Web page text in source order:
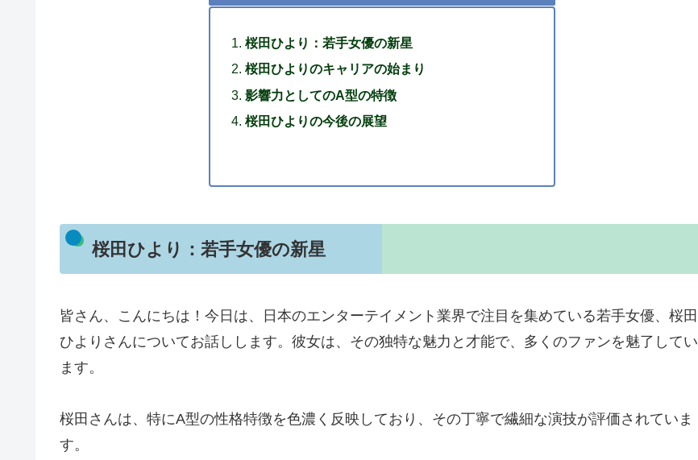
桜田ひより：若手女優の新星
桜田ひよりのキャリアの始まり
影響力としてのA型の特徴
桜田ひよりの今後の展望
桜田ひより：若手女優の新星
皆さん、こんにちは！今日は、日本のエンターテイメント業界で注目を集めている若手女優、桜田
ひよりさんについてお話しします。彼女は、その独特な魅力と才能で、多くのファンを魅了してい
ます。
桜田さんは、特にA型の性格特徴を色濃く反映しており、その丁寧で繊細な演技が評価されていま
す。